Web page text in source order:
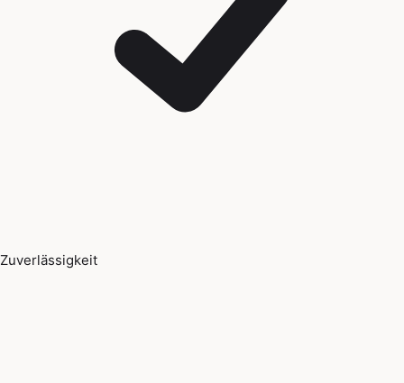
Zuverlässigkeit